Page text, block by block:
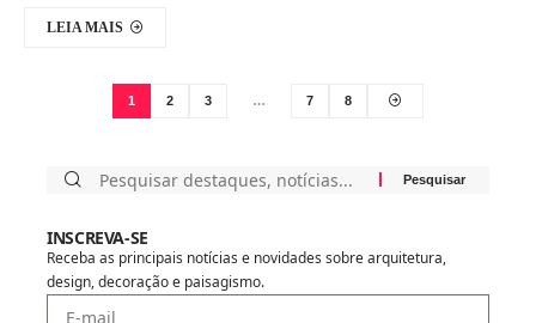
LEIA MAIS
1 2 3 … 7 8
INSCREVA-SE
Receba as principais notícias e novidades sobre arquitetura,
design, decoração e paisagismo.